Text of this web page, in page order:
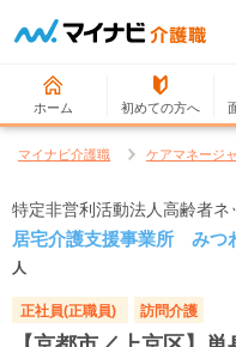
ホーム 初めての方へ
マイナビ介護職 ケアマネージ
特定非営利活動法人高齢者ネ
居宅介護支援事業所 みつ
人
正社員(正職員) 訪問介護